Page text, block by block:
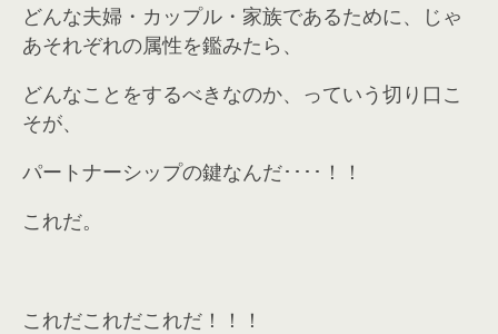
どんな夫婦・カップル・家族であるために、じゃ
あそれぞれの属性を鑑みたら、
どんなことをするべきなのか、っていう切り口こ
そが、
パートナーシップの鍵なんだ････！！
これだ。
これだこれだこれだ！！！